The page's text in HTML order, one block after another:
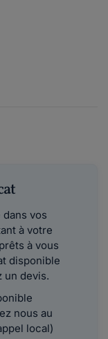
vos
à votre
à vous
disponible
un devis.
nous au
local)